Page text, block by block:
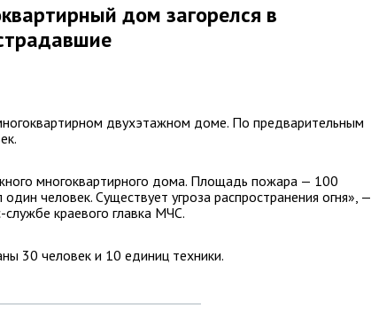
дом загорелся в
двухэтажном доме. По предварительным
многоквартирного дома. Площадь пожара — 100
человек. Существует угроза распространения огня», —
краевого главка МЧС.
30 человек и 10 единиц техники.